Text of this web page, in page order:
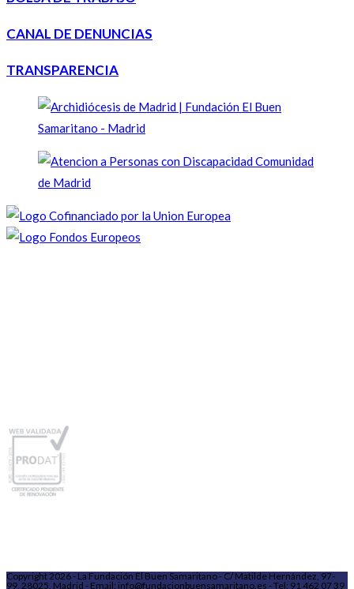
CANAL DE DENUNCIAS
TRANSPARENCIA
Copyright 2026 - La Fundación El Buen Samaritano - C/ Matilde Hernández, 97-
99, 28025, Madrid - Email: info@fundacionbuensamaritano.es - Tel: 91 462 07 39